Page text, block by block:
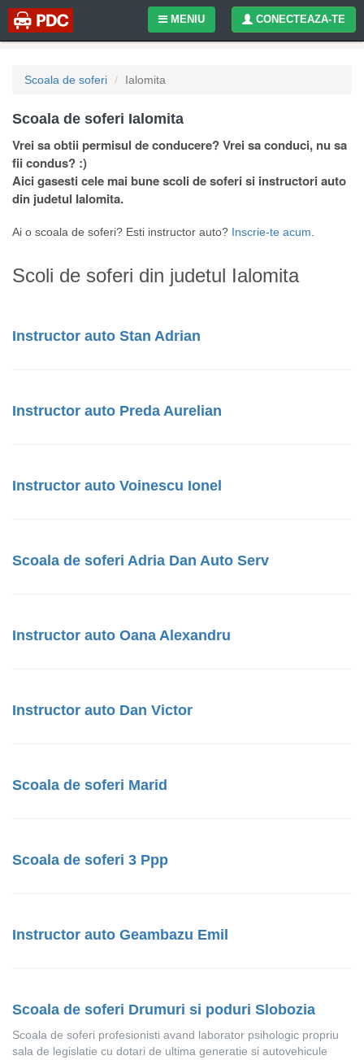
CONECTEAZA-TE
MENIU
Scoala de soferi Ialomita
Scoala de soferi Ialomita
Vrei sa obtii permisul de conducere? Vrei sa conduci, nu sa
fii condus? :)
Aici gasesti cele mai bune scoli de soferi si instructori auto
din judetul Ialomita.
Ai o scoala de soferi? Esti instructor auto? Inscrie-te acum
Scoli de soferi din judetul Ialomita
Instructor auto Stan Adrian
Instructor auto Preda Aurelian
Instructor auto Voinescu Ionel
Scoala de soferi Adria Dan Auto Serv
Instructor auto Oana Alexandru
Instructor auto Dan Victor
Scoala de soferi Marid
Scoala de soferi 3 Ppp
Instructor auto Geambazu Emil
Scoala de soferi Drumuri si poduri Slobozia
Scoala de soferi profesionisti avand laborator psihologic propriu
sala de legislatie cu dotari de ultima generatie si autovehicule